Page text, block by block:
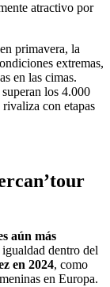
atractivo por
primavera, la
extremas,
en las cimas.
los 4.000
con etapas
aún más
igualdad dentro del
en 2024, como
en Europa.